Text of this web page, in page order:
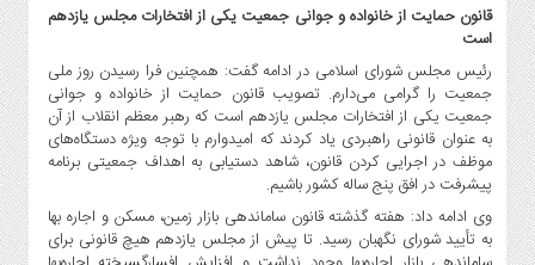
قانون حمایت از خانواده و جوانی جمعیت یکی از افتخارات مجلس یازدهم
است
رئیس مجلس شورای اسلامی در ادامه گفت: همچنین فرا رسیدن روز ملی
جمعیت را گرامی می‌دارم. تصویب قانون حمایت از خانواده و جوانی
جمعیت یکی از افتخارات مجلس یازدهم است که رهبر معظم انقلاب از آن
به عنوان قانونی راهبردی یاد کردند که امیدوارم با توجه ویژه دستگاه‌های
موظف در اجرایی کردن قانون، شاهد دستیابی به اهداف جمعیتی برنامه
پیشرفت در افق پنج ساله کشور باشیم.
وی ادامه داد: هفته گذشته قانون ساماندهی بازار زمین، مسکن و اجاره بها
به تأیید شورای نگهبان رسید. تا پیش از مجلس یازدهم هیچ قانونی برای